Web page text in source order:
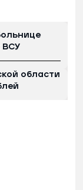
ВСУ
области